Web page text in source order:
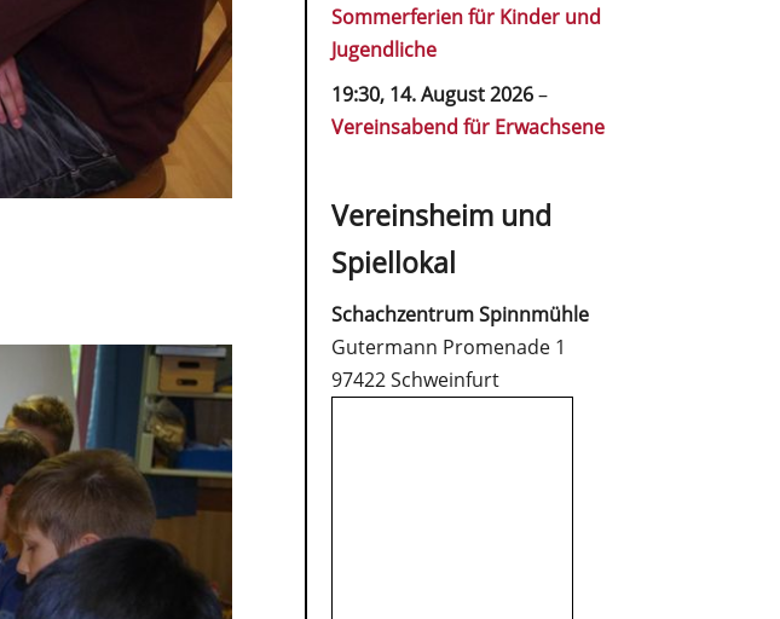
Sommerferien für Kinder und
Jugendliche
19:30, 14. August 2026–
Vereinsabend für Erwachsene
Vereinsheim und
Spiellokal
Schachzentrum Spinnmühle
Gutermann Promenade 1
97422 Schweinfurt